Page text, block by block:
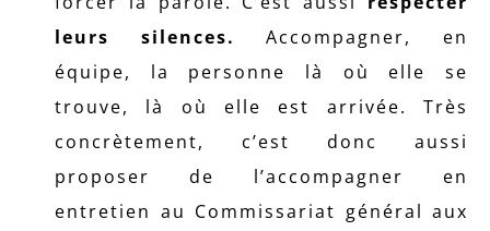
leurs silences.
Accompagner, en
équipe, la personne là où elle se
trouve, là où elle est arrivée. Très
concrètement, c’est donc aussi
proposer de l’accompagner en
entretien au Commissariat général aux